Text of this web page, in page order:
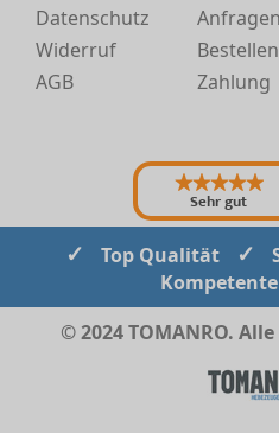
Datenschutz
Widerruf
AGB
Anfragen
Bestellen
Zahlung
Sehr gut
✓ Top Qualität ✓
© 2024 TOMANRO.